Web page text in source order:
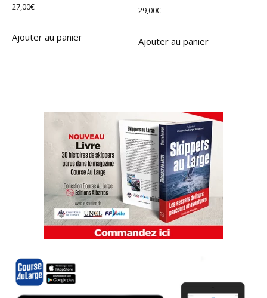
27,00€
Ajouter au panier
29,00€
Ajouter au panier